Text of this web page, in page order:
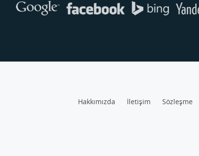
Hakkımızda İletişim Sözleşme